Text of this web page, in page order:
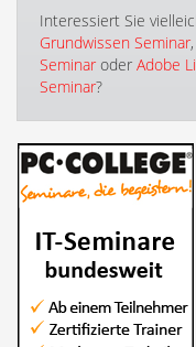
Interessiert Sie
Grundwissen Seminar,
Seminar oder Adobe
Seminar?